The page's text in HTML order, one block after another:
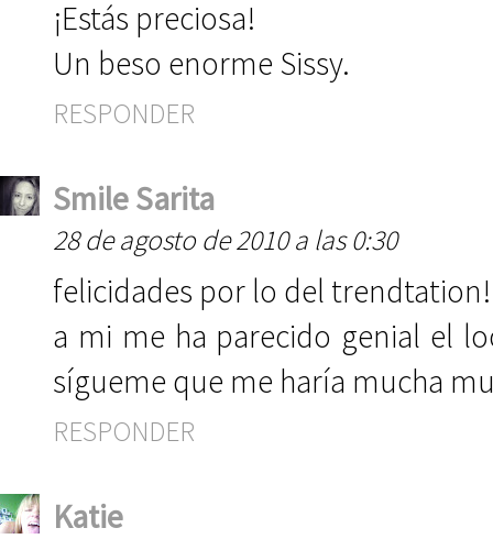
¡Estás preciosa!
Un beso enorme Sissy.
RESPONDER
Smile Sarita
28 de agosto de 2010 a las 0:30
felicidades por lo del
a mi me ha parecido genial el
sígueme que me haría mucha
RESPONDER
Katie